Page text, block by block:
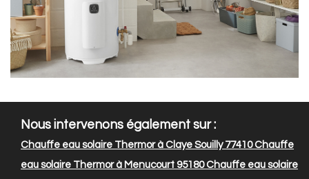
Nous intervenons également sur :
Chauffe eau solaire Thermor à Claye Souilly 77410Chauffe
eau solaire Thermor à Menucourt 95180Chauffe eau solaire